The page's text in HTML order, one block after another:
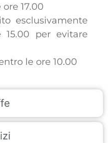
17.00
esclusivamente
per evitare
le ore 10.00